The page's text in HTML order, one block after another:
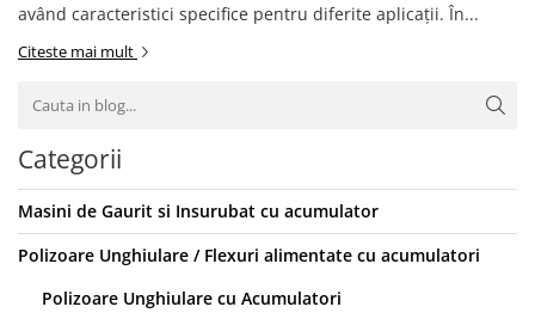
având caracteristici specifice pentru diferite aplicații. În...
Citeste mai mult
Categorii
Masini de Gaurit si Insurubat cu acumulator
Polizoare Unghiulare / Flexuri alimentate cu acumulatori
Polizoare Unghiulare cu Acumulatori